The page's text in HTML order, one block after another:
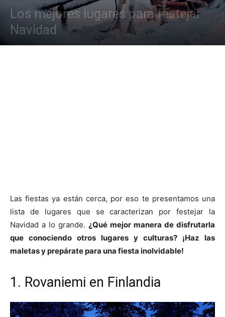
Los mejores lugares para festejar
Navidad
Las fiestas ya están cerca, por eso te presentamos una
lista de lugares que se caracterizan por festejar la
Navidad a lo grande. ¿Qué mejor manera de disfrutarla
que conociendo otros lugares y culturas? ¡Haz las
maletas y prepárate para una fiesta inolvidable!
1. Rovaniemi en Finlandia